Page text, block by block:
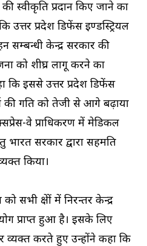
स्वीकृति प्रदान किए जाने का
उत्तर प्रदेश डिफेंस इण्डस्ट्रियल
सम्बन्धी केन्द्र सरकार की
को शीघ्र लागू करने का
कि इससे उत्तर प्रदेश डिफेंस
की गति को तेजी से आगे बढ़ाया
वे प्राधिकरण में मेडिकल
भारत सरकार द्वारा सहमति
किया।
सभी क्षेत्रों में निरन्तर केन्द्र
प्राप्त हुआ है। इसके लिए
व्यक्त करते हुए उन्होंने कहा कि